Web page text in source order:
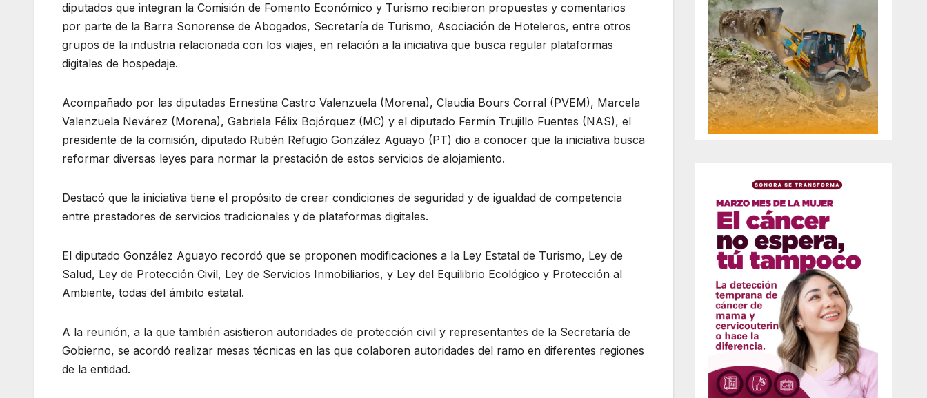
diputados que integran la Comisión de Fomento Económico y Turismo recibieron propuestas y comentarios
por parte de la Barra Sonorense de Abogados, Secretaría de Turismo, Asociación de Hoteleros, entre otros
grupos de la industria relacionada con los viajes, en relación a la iniciativa que busca regular plataformas
digitales de hospedaje.
Acompañado por las diputadas Ernestina Castro Valenzuela (Morena), Claudia Bours Corral (PVEM), Marcela
Valenzuela Nevárez (Morena), Gabriela Félix Bojórquez (MC) y el diputado Fermín Trujillo Fuentes (NAS), el
presidente de la comisión, diputado Rubén Refugio González Aguayo (PT) dio a conocer que la iniciativa busca
reformar diversas leyes para normar la prestación de estos servicios de alojamiento.
Destacó que la iniciativa tiene el propósito de crear condiciones de seguridad y de igualdad de competencia
entre prestadores de servicios tradicionales y de plataformas digitales.
El diputado González Aguayo recordó que se proponen modificaciones a la Ley Estatal de Turismo, Ley de
Salud, Ley de Protección Civil, Ley de Servicios Inmobiliarios, y Ley del Equilibrio Ecológico y Protección al
Ambiente, todas del ámbito estatal.
A la reunión, a la que también asistieron autoridades de protección civil y representantes de la Secretaría de
Gobierno, se acordó realizar mesas técnicas en las que colaboren autoridades del ramo en diferentes regiones
de la entidad.